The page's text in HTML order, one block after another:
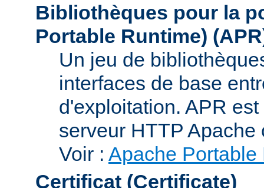
Bibliothèques pour la
Portable Runtime)
Un jeu de
interfaces de base
d'exploitation. APR
serveur HTTP
Voir : Apache
Certificat (Certificate)